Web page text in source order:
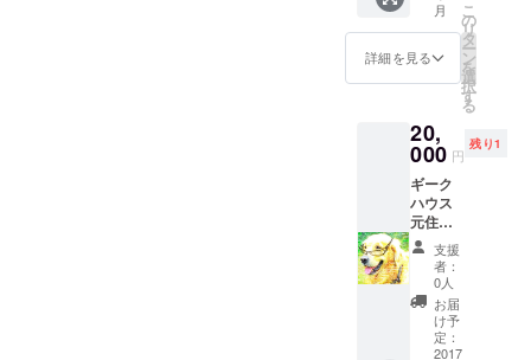
所は
ギーク
ハウス
京都東
福寺も
Skype
にて、
時間は1
時間ほ
どとな
りま
す。
月
詳細を見る
こ
の
リ
タ
ー
ン
を
選
択
す
る
20,
000 円
残り1
ギーク
ハウス
元住吉
住人、
三浦先
生によ
る初心
者向け
Java技
術相談
支援
者：
0人
お届
け予
定：
2017